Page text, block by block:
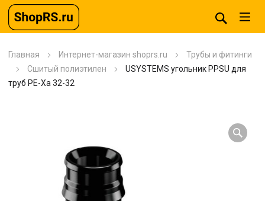
Главная Интернет-магазин shoprs.ru
Трубы и фитинги
Сшитый полиэтилен
USYSTEMS угольник PPSU для
труб PE-Xa 32-32